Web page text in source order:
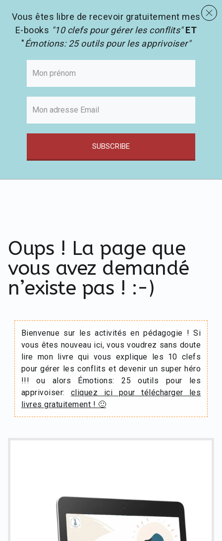
menu Les activités en pédagogie search
Oups ! La page que
vous avez demandé
n’existe pas ! :-)
Bienvenue sur les activités en pédagogie ! Si
vous êtes nouveau ici, vous voudrez sans doute
lire mon livre qui vous explique les 10 clefs
pour gérer les conflits et devenir un super héro
!!! ou alors Émotions: 25 outils pour les
apprivoiser: cliquez ici pour télécharger les
livres gratuitement ! 🙂
Vous êtes libre de recevoir gratuitement mes
E-books "10 clefs pour gérer les conflits" ET
"Émotions: 25 outils pour les apprivoiser"
SUBSCRIBE